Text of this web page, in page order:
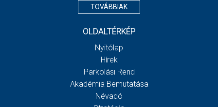
TOVÁBBIAK
OLDALTÉRKÉP
Nyitólap
Hírek
Parkolási Rend
Akadémia Bemutatása
Névadó